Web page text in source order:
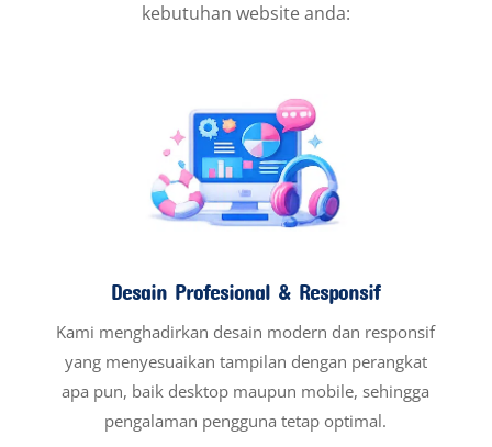
kebutuhan website anda:
Desain Profesional & Responsif
Kami menghadirkan desain modern dan responsif
yang menyesuaikan tampilan dengan perangkat
apa pun, baik desktop maupun mobile, sehingga
pengalaman pengguna tetap optimal.